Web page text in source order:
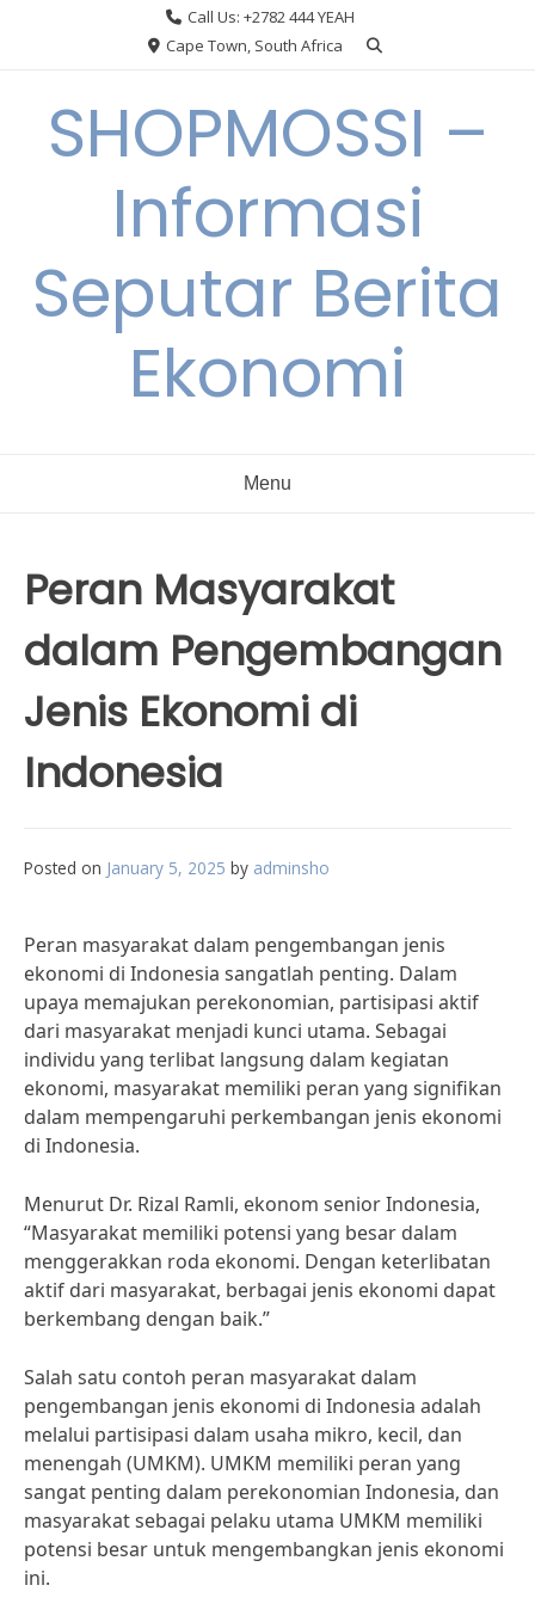
Call Us: +2782 444 YEAH
Cape Town, South Africa
SHOPMOSSI –
Informasi
Seputar Berita
Ekonomi
Menu
Peran Masyarakat
dalam Pengembangan
Jenis Ekonomi di
Indonesia
Posted on January 5, 2025 by adminsho
Peran masyarakat dalam pengembangan jenis
ekonomi di Indonesia sangatlah penting. Dalam
upaya memajukan perekonomian, partisipasi aktif
dari masyarakat menjadi kunci utama. Sebagai
individu yang terlibat langsung dalam kegiatan
ekonomi, masyarakat memiliki peran yang signifikan
dalam mempengaruhi perkembangan jenis ekonomi
di Indonesia.
Menurut Dr. Rizal Ramli, ekonom senior Indonesia,
“Masyarakat memiliki potensi yang besar dalam
menggerakkan roda ekonomi. Dengan keterlibatan
aktif dari masyarakat, berbagai jenis ekonomi dapat
berkembang dengan baik.”
Salah satu contoh peran masyarakat dalam
pengembangan jenis ekonomi di Indonesia adalah
melalui partisipasi dalam usaha mikro, kecil, dan
menengah (UMKM). UMKM memiliki peran yang
sangat penting dalam perekonomian Indonesia, dan
masyarakat sebagai pelaku utama UMKM memiliki
potensi besar untuk mengembangkan jenis ekonomi
ini.